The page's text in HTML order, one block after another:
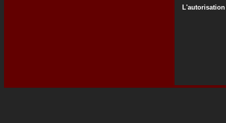
L'autorisation